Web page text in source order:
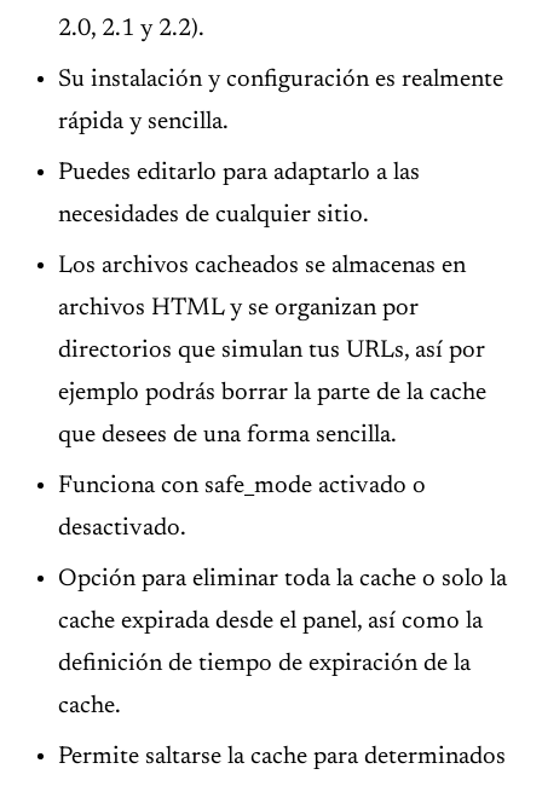
2.0, 2.1 y 2.2).
Su instalación y configuración es realmente
rápida y sencilla.
Puedes editarlo para adaptarlo a las
necesidades de cualquier sitio.
Los archivos cacheados se almacenas en
archivos HTML y se organizan por
directorios que simulan tus URLs, así por
ejemplo podrás borrar la parte de la cache
que desees de una forma sencilla.
Funciona con safe_mode activado o
desactivado.
Opción para eliminar toda la cache o solo la
cache expirada desde el panel, así como la
definición de tiempo de expiración de la
cache.
Permite saltarse la cache para determinados